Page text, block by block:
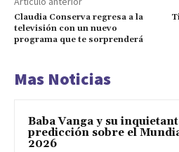
Claudia Conserva regresa a la
televisión con un nuevo
programa que te sorprenderá
Mas Noticias
Baba Vanga y su
predicción sobre el
2026